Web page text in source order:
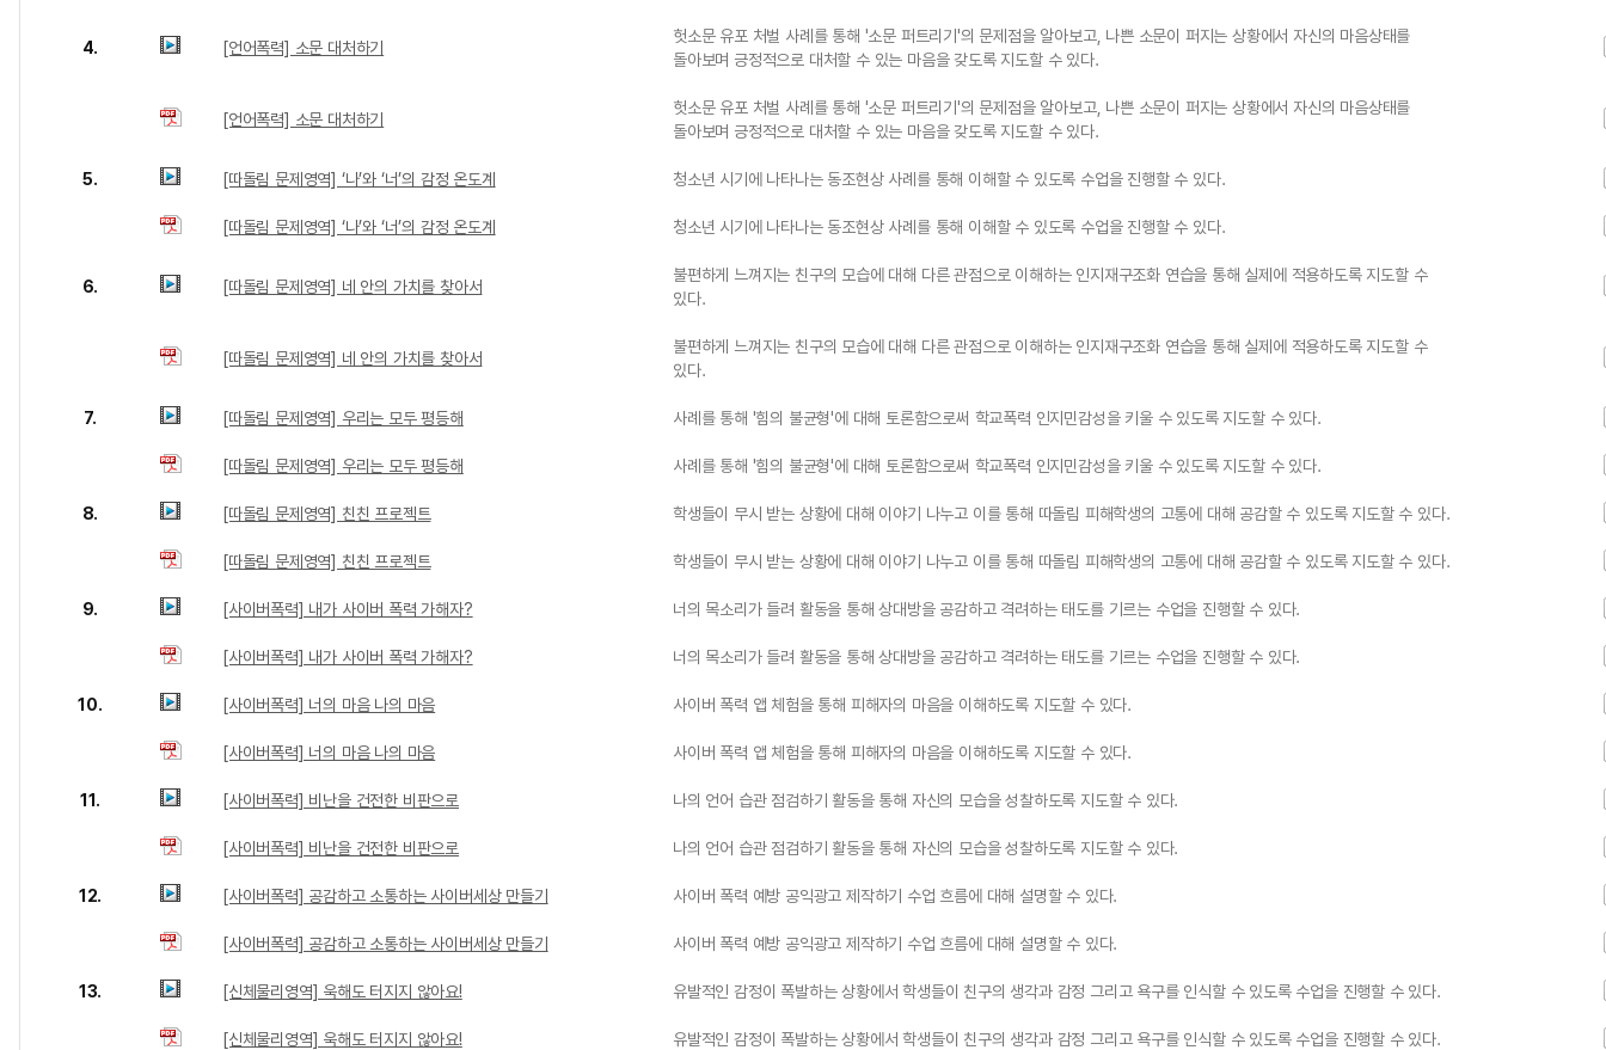
4. [언어폭력] 소문 대처하기
헛소문 유포 처벌 사례를 통해 '소문 퍼트리기'의 문제점을 알아보고, 나쁜 소문이 퍼지는 상황에서 자신의 마음상태를
돌아보며 긍정적으로 대처할 수 있는 마음을 갖도록 지도할 수 있다.
[언어폭력] 소문 대처하기
헛소문 유포 처벌 사례를 통해 '소문 퍼트리기'의 문제점을 알아보고, 나쁜 소문이 퍼지는 상황에서 자신의 마음상태를
돌아보며 긍정적으로 대처할 수 있는 마음을 갖도록 지도할 수 있다.
5. [따돌림 문제영역] ‘나’와 ‘너’의 감정 온도계 청소년 시기에 나타나는 동조현상 사례를 통해 이해할 수 있도록 수업을 진행할 수 있다.
[따돌림 문제영역] ‘나’와 ‘너’의 감정 온도계 청소년 시기에 나타나는 동조현상 사례를 통해 이해할 수 있도록 수업을 진행할 수 있다.
6. [따돌림 문제영역] 네 안의 가치를 찾아서
불편하게 느껴지는 친구의 모습에 대해 다른 관점으로 이해하는 인지재구조화 연습을 통해 실제에 적용하도록 지도할 수
있다.
[따돌림 문제영역] 네 안의 가치를 찾아서
불편하게 느껴지는 친구의 모습에 대해 다른 관점으로 이해하는 인지재구조화 연습을 통해 실제에 적용하도록 지도할 수
있다.
7. [따돌림 문제영역] 우리는 모두 평등해 사례를 통해 '힘의 불균형'에 대해 토론함으로써 학교폭력 인지민감성을 키울 수 있도록 지도할 수 있다.
[따돌림 문제영역] 우리는 모두 평등해 사례를 통해 '힘의 불균형'에 대해 토론함으로써 학교폭력 인지민감성을 키울 수 있도록 지도할 수 있다.
8. [따돌림 문제영역] 친친 프로젝트 학생들이 무시 받는 상황에 대해 이야기 나누고 이를 통해 따돌림 피해학생의 고통에 대해 공감할 수 있도록 지도할 수 있다.
[따돌림 문제영역] 친친 프로젝트 학생들이 무시 받는 상황에 대해 이야기 나누고 이를 통해 따돌림 피해학생의 고통에 대해 공감할 수 있도록 지도할 수 있다.
9. [사이버폭력] 내가 사이버 폭력 가해자? 너의 목소리가 들려 활동을 통해 상대방을 공감하고 격려하는 태도를 기르는 수업을 진행할 수 있다.
[사이버폭력] 내가 사이버 폭력 가해자? 너의 목소리가 들려 활동을 통해 상대방을 공감하고 격려하는 태도를 기르는 수업을 진행할 수 있다.
10. [사이버폭력] 너의 마음 나의 마음 사이버 폭력 앱 체험을 통해 피해자의 마음을 이해하도록 지도할 수 있다.
[사이버폭력] 너의 마음 나의 마음 사이버 폭력 앱 체험을 통해 피해자의 마음을 이해하도록 지도할 수 있다.
11. [사이버폭력] 비난을 건전한 비판으로 나의 언어 습관 점검하기 활동을 통해 자신의 모습을 성찰하도록 지도할 수 있다.
[사이버폭력] 비난을 건전한 비판으로 나의 언어 습관 점검하기 활동을 통해 자신의 모습을 성찰하도록 지도할 수 있다.
12. [사이버폭력] 공감하고 소통하는 사이버세상 만들기 사이버 폭력 예방 공익광고 제작하기 수업 흐름에 대해 설명할 수 있다.
[사이버폭력] 공감하고 소통하는 사이버세상 만들기 사이버 폭력 예방 공익광고 제작하기 수업 흐름에 대해 설명할 수 있다.
13. [신체물리영역] 욱해도 터지지 않아요! 유발적인 감정이 폭발하는 상황에서 학생들이 친구의 생각과 감정 그리고 욕구를 인식할 수 있도록 수업을 진행할 수 있다.
[신체물리영역] 욱해도 터지지 않아요! 유발적인 감정이 폭발하는 상황에서 학생들이 친구의 생각과 감정 그리고 욕구를 인식할 수 있도록 수업을 진행할 수 있다.